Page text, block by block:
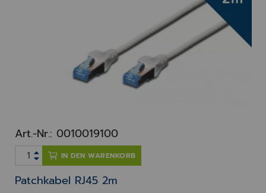
Art.-Nr.: 0010019100
IN DEN WARENKORB
Patchkabel RJ45 2m